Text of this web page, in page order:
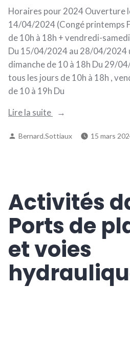
Horaires pour 2024 Ouverture
14/04/2024 (Congé printemps
de 10h à 18h + vendredi-
Du 15/04/2024 au 28/04/2024
dimanche de 10 à 18h Du 29/
tous les jours de 10h à 18h ,
de 10 à 19h Du
Lire la suite « Passeur
–
Publié
Bernard.Sottiaux 15 mars
Activités
Ports de
et voies